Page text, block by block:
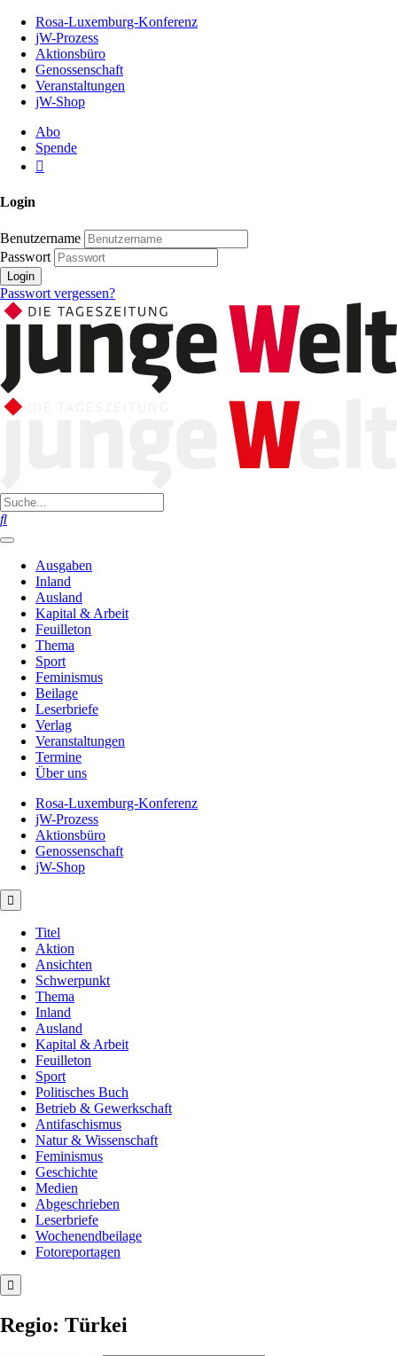
Inhalt
Seite
Rosa-Luxemburg-Konferenz
jW-Prozess
Aktionsbüro
Genossenschaft
Veranstaltungen
jW-Shop
Abo
Spende
Login
Benutzername
Passwort
Login
Passwort vergessen?
Ausgaben
Inland
Ausland
Kapital & Arbeit
Feuilleton
Thema
Sport
Feminismus
Beilage
Leserbriefe
Verlag
Veranstaltungen
Termine
Über uns
Rosa-Luxemburg-Konferenz
jW-Prozess
Aktionsbüro
Genossenschaft
jW-Shop
Titel
Aktion
Ansichten
Schwerpunkt
Thema
Inland
Ausland
Kapital & Arbeit
Feuilleton
Sport
Politisches Buch
Betrieb & Gewerkschaft
Antifaschismus
Natur & Wissenschaft
Feminismus
Geschichte
Medien
Abgeschrieben
Leserbriefe
Wochenendbeilage
Fotoreportagen
Regio: Türkei